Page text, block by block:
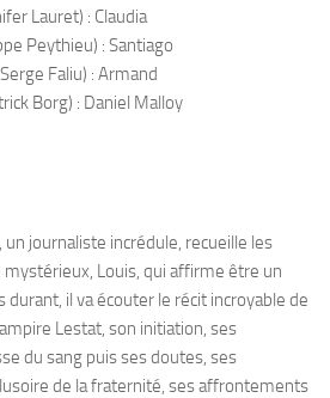
Lauret) : Claudia
Peythieu) : Santiago
Faliu) : Armand
Borg) : Daniel Malloy
un journaliste incrédule, recueille les
Louis, qui affirme être un
il va écouter le récit incroyable de
Lestat, son initiation, ses
du sang puis ses doutes, ses
de la fraternité, ses affrontements